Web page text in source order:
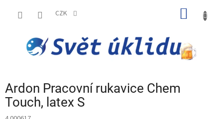
CZK
Ardon Pracovní rukavice Chem
Touch, latex S